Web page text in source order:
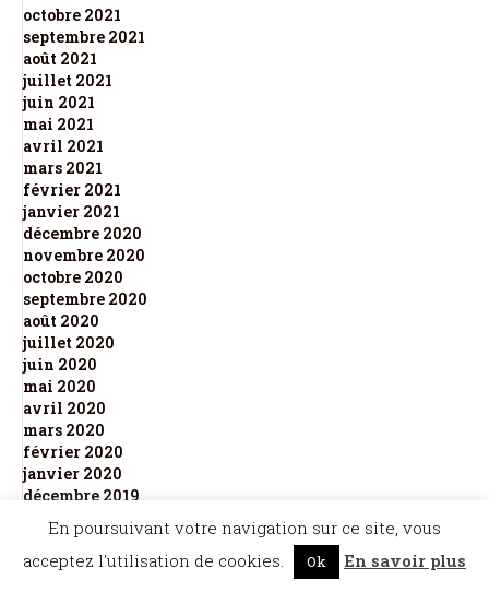
octobre 2021
septembre 2021
août 2021
juillet 2021
juin 2021
mai 2021
avril 2021
mars 2021
février 2021
janvier 2021
décembre 2020
novembre 2020
octobre 2020
septembre 2020
août 2020
juillet 2020
juin 2020
mai 2020
avril 2020
mars 2020
février 2020
janvier 2020
décembre 2019
novembre 2019
octobre 2019
septembre 2019
En poursuivant votre navigation sur ce site, vous
acceptez l'utilisation de cookies.
Ok En savoir plus